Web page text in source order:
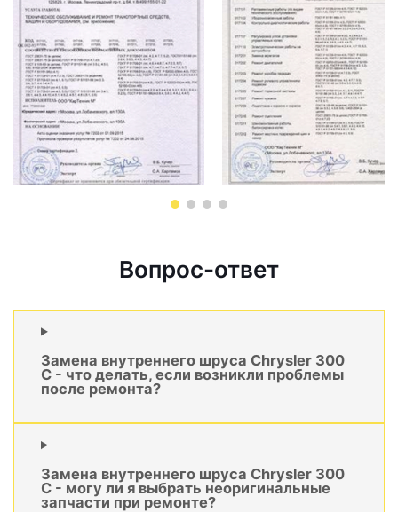
Вопрос-ответ
Замена внутреннего шруса Chrysler 300
C - что делать, если возникли проблемы
после ремонта?
Замена внутреннего шруса Chrysler 300
C - могу ли я выбрать неоригинальные
запчасти при ремонте?